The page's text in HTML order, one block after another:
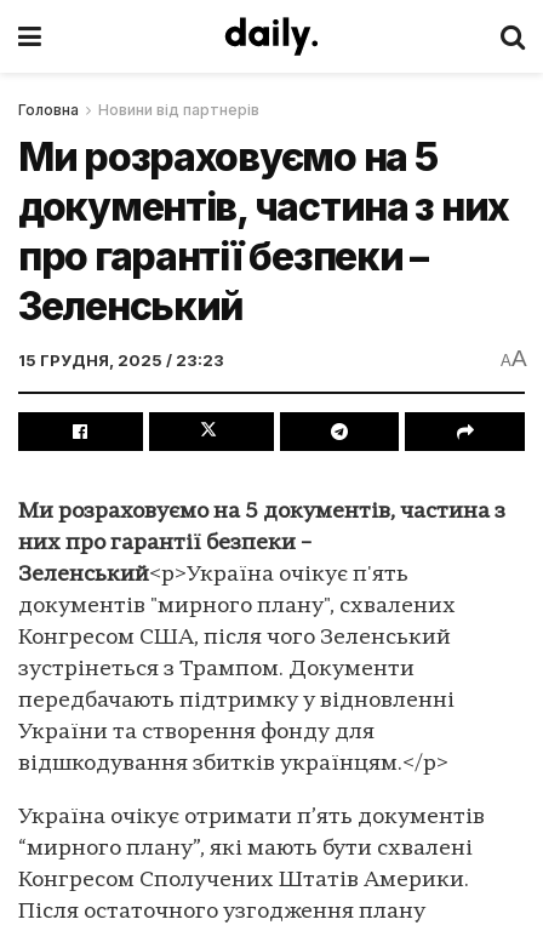
Головна Новини від партнерів
Ми розраховуємо на 5
документів, частина з них
про гарантії безпеки –
Зеленський
15 ГРУДНЯ, 2025 / 23:23 AA
Ми розраховуємо на 5 документів, частина з
них про гарантії безпеки –
Зеленський<p>Україна очікує п'ять
документів "мирного плану", схвалених
Конгресом США, після чого Зеленський
зустрінеться з Трампом. Документи
передбачають підтримку у відновленні
України та створення фонду для
відшкодування збитків українцям.</p>
Україна очікує отримати п’ять документів
“мирного плану”, які мають бути схвалені
Конгресом Сполучених Штатів Америки.
Після остаточного узгодження плану